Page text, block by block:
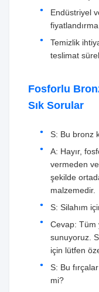
Endüstriyel
fiyatlandırma
Temizlik
teslimat
Fosforlu
Sık Sorular
S: Bu bronz
A: Hayır,
vermeden
şekilde
malzemedir.
S: Silahım
Cevap: Tüm
sunuyoruz.
için lütfen
S: Bu
mi?